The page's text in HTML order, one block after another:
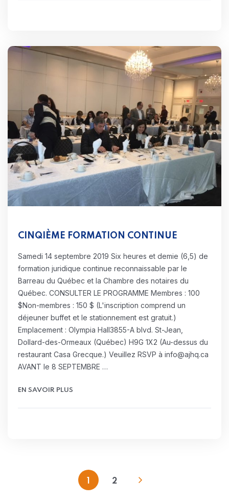
CINQIÈME FORMATION CONTINUE
Samedi 14 septembre 2019 Six heures et demie (6,5) de
formation juridique continue reconnaissable par le
Barreau du Québec et la Chambre des notaires du
Québec. CONSULTER LE PROGRAMME Membres : 100
$Non-membres : 150 $ (L'inscription comprend un
déjeuner buffet et le stationnement est gratuit.)
Emplacement : Olympia Hall3855-A blvd. St-Jean,
Dollard-des-Ormeaux (Québec) H9G 1X2 (Au-dessus du
restaurant Casa Grecque.) Veuillez RSVP à info@ajhq.ca
AVANT le 8 SEPTEMBRE …
EN SAVOIR PLUS
2